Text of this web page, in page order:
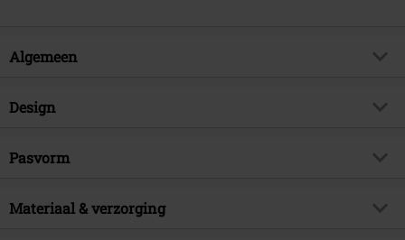
Algemeen
Artikelnr.
Brand
Releasedatum
Design
Producttype
Kleur
Pasvorm
Lengte (van de kleding)
Materiaal & verzorging